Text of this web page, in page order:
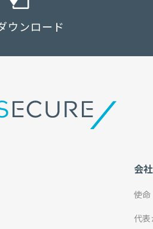
ウンロード
会
使
代